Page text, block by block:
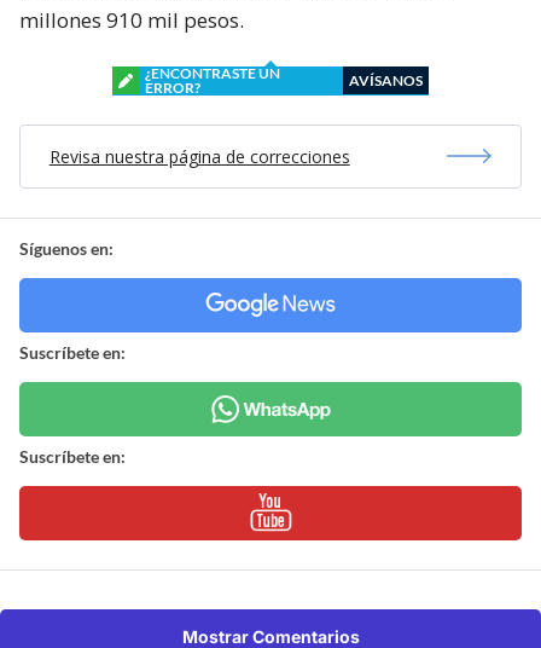
millones 910 mil pesos.
¿ENCONTRASTE UN
ERROR?
AVÍSANOS
Revisa nuestra página de correcciones
Síguenos en:
Suscríbete en:
Suscríbete en:
Mostrar Comentarios